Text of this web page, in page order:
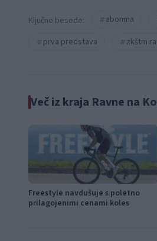
Ključne besede: abonma
prva predstava
zkštm
Več iz kraja Ravne na
Freestyle navdušuje s poletno
prilagojenimi cenami koles